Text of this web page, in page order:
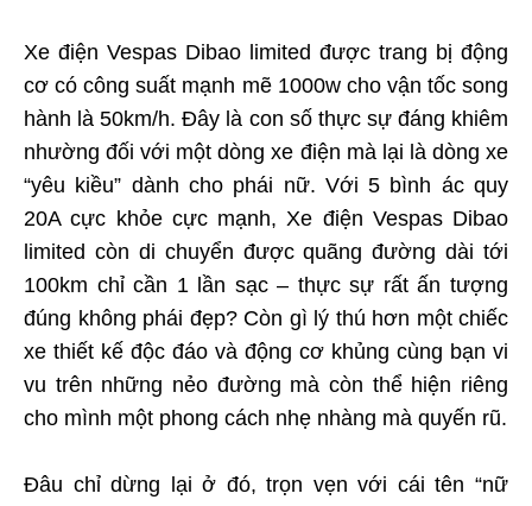
Xe điện Vespas Dibao limited được trang bị động
cơ có công suất mạnh mẽ 1000w cho vận tốc song
hành là 50km/h. Đây là con số thực sự đáng khiêm
nhường đối với một dòng xe điện mà lại là dòng xe
“yêu kiều” dành cho phái nữ. Với 5 bình ác quy
20A cực khỏe cực mạnh, Xe điện Vespas Dibao
limited còn di chuyển được quãng đường dài tới
100km chỉ cần 1 lần sạc – thực sự rất ấn tượng
đúng không phái đẹp? Còn gì lý thú hơn một chiếc
xe thiết kế độc đáo và động cơ khủng cùng bạn vi
vu trên những nẻo đường mà còn thể hiện riêng
cho mình một phong cách nhẹ nhàng mà quyến rũ.
Đâu chỉ dừng lại ở đó, trọn vẹn với cái tên “nữ